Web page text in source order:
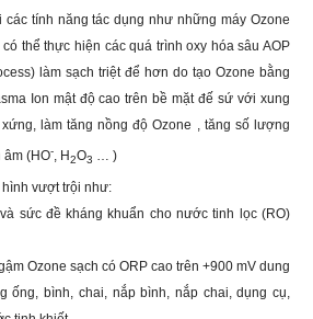
các tính năng tác dụng như những máy Ozone
thể thực hiện các quá trình oxy hóa sâu AOP
làm sạch triệt để hơn do tạo Ozone bằng
Ion mật độ cao trên bề mặt đế sứ với xung
làm tăng nồng độ Ozone , tăng số lượng
âm (HO-, H2O3 … )
vượt trội như:
sức đề kháng khuẩn cho nước tinh lọc (RO)
Ozone sạch có ORP cao trên +900 mV dung
ống, bình, chai, nắp bình, nắp chai, dụng cụ,